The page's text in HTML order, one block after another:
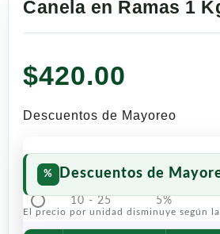
Canela en Ramas 1
$420.00
Descuentos de Mayoreo
Descuentos de
El precio por unidad disminuye según la
10 - 25 5%